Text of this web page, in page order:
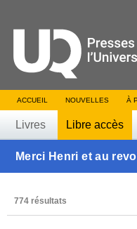
ACCUEIL NOUVELLES À
Livres Libre accès
Merci Henri et au
774 résultats